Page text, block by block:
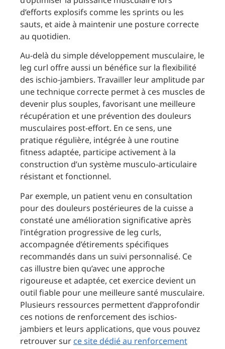
d’efforts explosifs comme les sprints ou les
sauts, et aide à maintenir une posture correcte
au quotidien.
Au-delà du simple développement musculaire, le
leg curl offre aussi un bénéfice sur la flexibilité
des ischio-jambiers. Travailler leur amplitude par
une technique correcte permet à ces muscles de
devenir plus souples, favorisant une meilleure
récupération et une prévention des douleurs
musculaires post-effort. En ce sens, une
pratique régulière, intégrée à une routine
fitness adaptée, participe activement à la
construction d’un système musculo-articulaire
résistant et fonctionnel.
Par exemple, un patient venu en consultation
pour des douleurs postérieures de la cuisse a
constaté une amélioration significative après
l’intégration progressive de leg curls,
accompagnée d’étirements spécifiques
recommandés dans un suivi personnalisé. Ce
cas illustre bien qu’avec une approche
rigoureuse et adaptée, cet exercice devient un
outil fiable pour une meilleure santé musculaire.
Plusieurs ressources permettent d’approfondir
ces notions de renforcement des ischios-
jambiers et leurs applications, que vous pouvez
retrouver sur ce site dédié au renforcement